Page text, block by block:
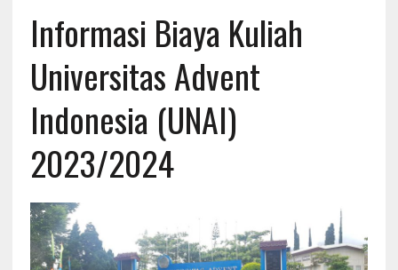
Informasi Biaya Kuliah
Universitas Advent
Indonesia (UNAI)
2023/2024